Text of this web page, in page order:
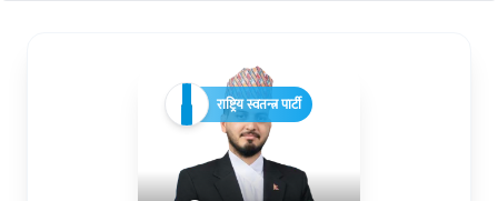
राष्ट्रिय स्वतन्त्र पार्टी